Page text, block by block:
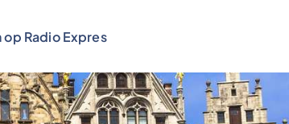
Radio Expres